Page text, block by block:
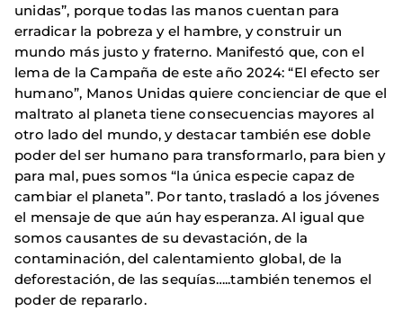
unidas”, porque todas las manos cuentan para
erradicar la pobreza y el hambre, y construir un
mundo más justo y fraterno. Manifestó que, con el
lema de la Campaña de este año 2024: “El efecto ser
humano”, Manos Unidas quiere concienciar de que el
maltrato al planeta tiene consecuencias mayores al
otro lado del mundo, y destacar también ese doble
poder del ser humano para transformarlo, para bien y
para mal, pues somos “la única especie capaz de
cambiar el planeta”. Por tanto, trasladó a los jóvenes
el mensaje de que aún hay esperanza. Al igual que
somos causantes de su devastación, de la
contaminación, del calentamiento global, de la
deforestación, de las sequías…..también tenemos el
poder de repararlo.